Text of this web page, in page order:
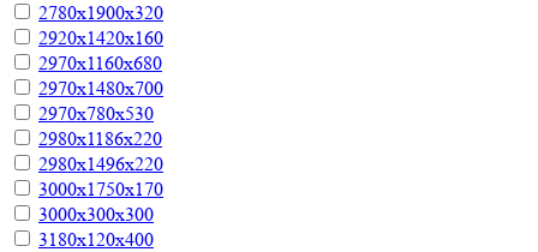
2780х1900х320
2920х1420х160
2970х1160х680
2970х1480х700
2970х780х530
2980х1186х220
2980х1496х220
3000х1750х170
3000х300х300
3180х120х400